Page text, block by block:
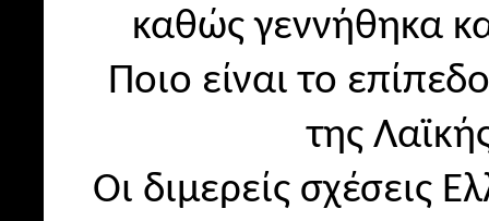
καθώς γεννήθηκα
Ποιο είναι το
της
Οι διμερείς σχέσεις